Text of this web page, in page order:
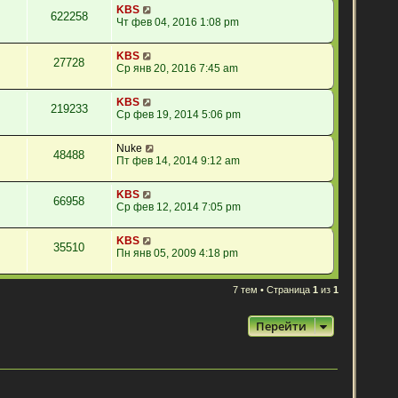
622258
KBS
Чт фев 04, 2016 1:08 pm
27728
KBS
Ср янв 20, 2016 7:45 am
219233
KBS
Ср фев 19, 2014 5:06 pm
48488
Nuke
Пт фев 14, 2014 9:12 am
66958
KBS
Ср фев 12, 2014 7:05 pm
35510
KBS
Пн янв 05, 2009 4:18 pm
7 тем • Страница 1 из 1
Перейти